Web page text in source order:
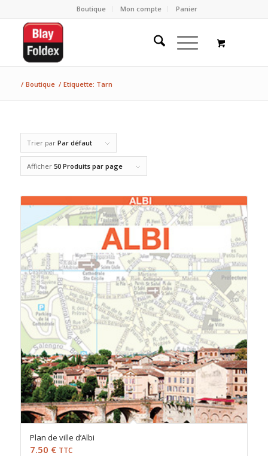
Boutique Mon compte Panier
/ Boutique / Etiquette: Tarn
Trier par Par défaut
Afficher 50 Produits par page
Plan de ville d’Albi
7.50 € TTC